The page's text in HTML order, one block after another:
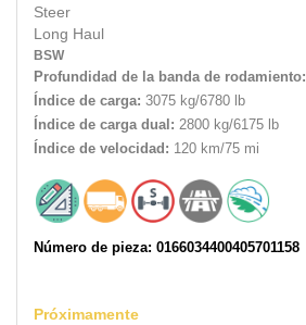
Steer
Long Haul
BSW
Profundidad de la banda de rodamiento:
Índice de carga: 3075 kg/6780 lb
Índice de carga dual: 2800 kg/6175 lb
Índice de velocidad: 120 km/75 mi
Número de pieza: 0166034400405701158
Próximamente